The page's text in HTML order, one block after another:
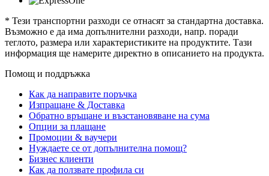
* Тези транспортни разходи се отнасят за стандартна доставка.
Възможно е да има допълнителни разходи, напр. поради
теглото, размера или характеристиките на продуктите. Тази
информация ще намерите директно в описанието на продукта.
Помощ и поддръжка
Как да направите поръчка
Изпращане & Доставка
Обратно връщане и възстановяване на сума
Опции за плащане
Промоции & ваучери
Нуждаете се от допълнителна помощ?
Бизнес клиенти
Как да ползвате профила си